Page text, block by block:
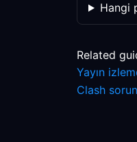
Hangi
Related
Yayın
Clash